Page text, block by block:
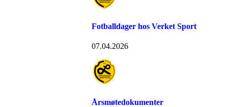
Fotballdager hos Verket Sport
07.04.2026
Årsmøtedokumenter